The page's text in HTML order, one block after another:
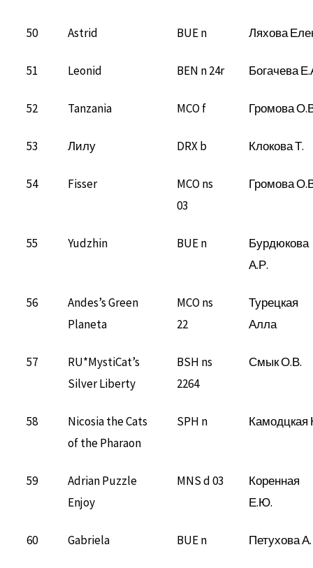
50 Astrid BUE n Ляхова
51 Leonid BEN n 24r Богачева
52 Tanzania MCO f Громова
53 Лилу DRX b Клокова Т.
54 Fisser
MCO ns
03
Громова
55 Yudzhin BUE n
Бурдюкова
А.Р.
56
Andes’s Green
Planeta
MCO ns
22
Турецкая
Алла
57
RU*MystiCat’s
Silver Liberty
BSH ns
2264
Смык О.В.
58
Nicosia the Cats
of the Pharaon
SPH n Камодцкая
59
Adrian Puzzle
Enjoy
MNS d 03
Коренная
Е.Ю.
60 Gabriela BUE n Петухова А.